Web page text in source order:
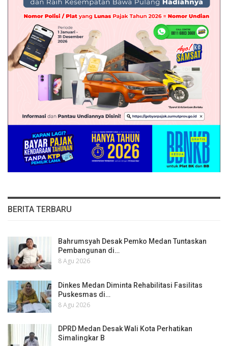
BERITA TERBARU
Bahrumsyah Desak Pemko Medan Tuntaskan
Pembangunan di…
8 Agu 2026
Dinkes Medan Diminta Rehabilitasi Fasilitas
Puskesmas di…
8 Agu 2026
DPRD Medan Desak Wali Kota Perhatikan
Simalingkar B